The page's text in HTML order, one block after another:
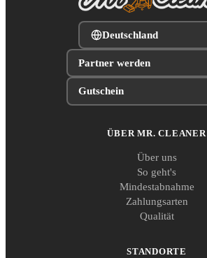
Deutschland
Partner werden
Gutschein
ÜBER MR. CLEANER
Über uns
So geht's
Mindestabnahme
Zahlungsarten
Qualität
STANDORTE